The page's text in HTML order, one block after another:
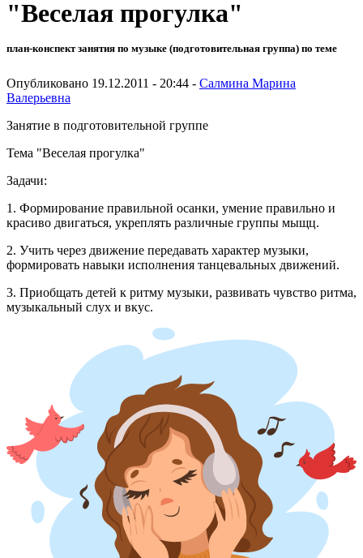
"Веселая прогулка"
план-конспект занятия по музыке (подготовительная группа) по теме
Опубликовано 19.12.2011 - 20:44 - Cалмина Марина
Валерьевна
Занятие в подготовительной группе
Тема "Веселая прогулка"
Задачи:
1. Формирование правильной осанки, умение правильно и
красиво двигаться, укреплять различные группы мыщц.
2. Учить через движение передавать характер музыки,
формировать навыки исполнения танцевальных движений.
3. Приобщать детей к ритму музыки, развивать чувство ритма,
музыкальный слух и вкус.